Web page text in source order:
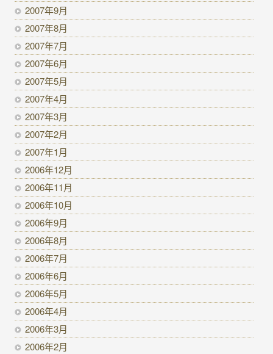
2007年9月
2007年8月
2007年7月
2007年6月
2007年5月
2007年4月
2007年3月
2007年2月
2007年1月
2006年12月
2006年11月
2006年10月
2006年9月
2006年8月
2006年7月
2006年6月
2006年5月
2006年4月
2006年3月
2006年2月